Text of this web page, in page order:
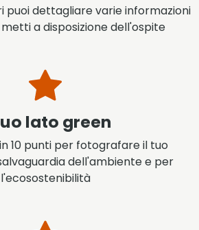
puoi dettagliare varie informazioni
a disposizione dell'ospite
lato green
10 punti per fotografare il tuo
dell'ambiente e per
l'ecosostenibilità